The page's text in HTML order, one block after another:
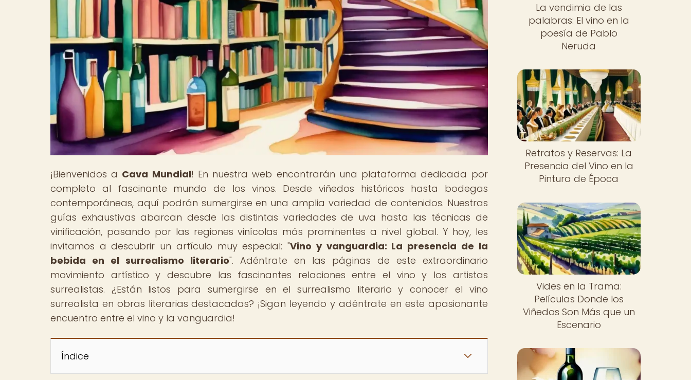
¡Bienvenidos a Cava Mundial! En nuestra web encontrarán una plataforma dedicada por
completo al fascinante mundo de los vinos. Desde viñedos históricos hasta bodegas
contemporáneas, aquí podrán sumergirse en una amplia variedad de contenidos. Nuestras
guías exhaustivas abarcan desde las distintas variedades de uva hasta las técnicas de
vinificación, pasando por las regiones vinícolas más prominentes a nivel global. Y hoy, les
invitamos a descubrir un artículo muy especial: "Vino y vanguardia: La presencia de la
bebida en el surrealismo literario". Adéntrate en las páginas de este extraordinario
movimiento artístico y descubre las fascinantes relaciones entre el vino y los artistas
surrealistas. ¿Están listos para sumergirse en el surrealismo literario y conocer el vino
surrealista en obras literarias destacadas? ¡Sigan leyendo y adéntrate en este apasionante
encuentro entre el vino y la vanguardia!
Índice
La vendimia de las
palabras: El vino en la
poesía de Pablo
Neruda
Retratos y Reservas: La
Presencia del Vino en la
Pintura de Época
Vides en la Trama:
Películas Donde los
Viñedos Son Más que un
Escenario